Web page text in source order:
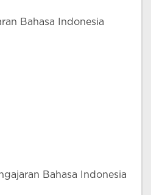
Bahasa Indonesia
Bahasa Indonesia